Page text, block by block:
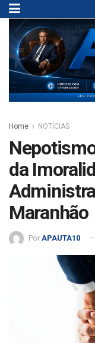
Home NOTÍCIAS
da
Maranhão
Por APAUTA10